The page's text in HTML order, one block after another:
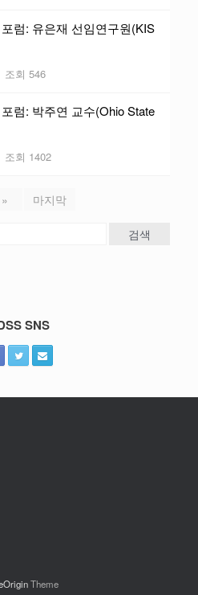
럼: 유은재 선임연구원(KIS
조회 546
럼: 박주연 교수(Ohio State
조회 1402
» 마지막
검색
SNS
Theme